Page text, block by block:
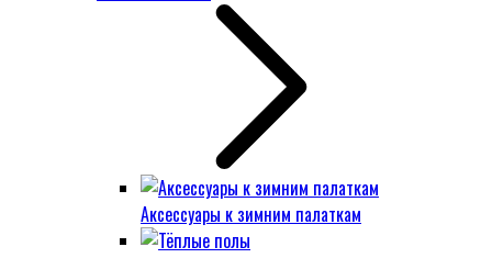
Аксессуары к зимним палаткам